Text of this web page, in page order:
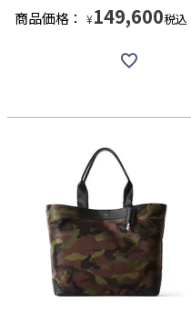
商品価格： ¥149,600税込